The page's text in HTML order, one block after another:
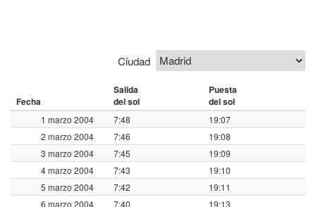
Ciudad
Fecha
Salida
del sol
Puesta
del sol
1 marzo 2004 7:48
19:07
2 marzo 2004
7:46
19:08
3 marzo 2004
7:45
19:09
4 marzo 2004
7:43
19:10
5 marzo 2004
7:42
19:11
6 marzo 2004
7:40 19:13